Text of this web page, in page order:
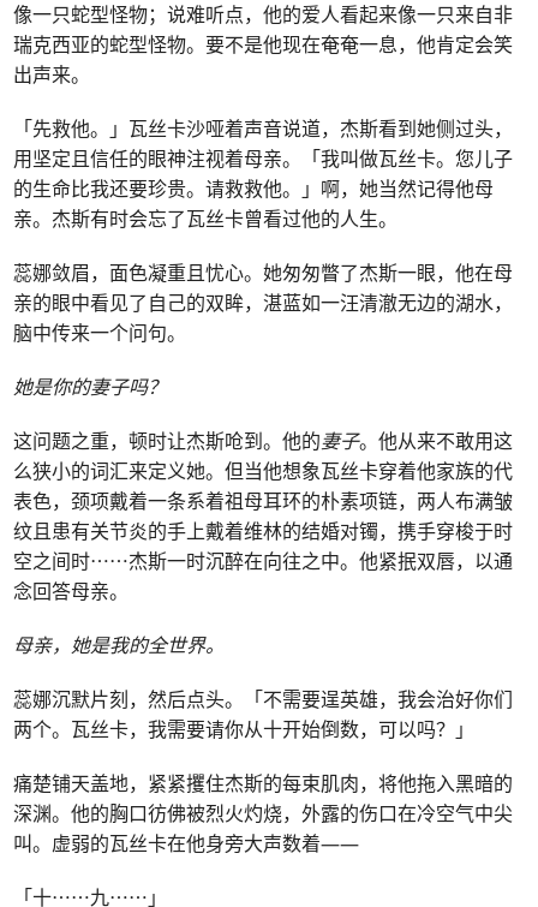
像一只蛇型怪物；说难听点，他的爱人看起来像一只来自非
瑞克西亚的蛇型怪物。要不是他现在奄奄一息，他肯定会笑
出声来。
「先救他。」瓦丝卡沙哑着声音说道，杰斯看到她侧过头，
用坚定且信任的眼神注视着母亲。「我叫做瓦丝卡。您儿子
的生命比我还要珍贵。请救救他。」啊，她当然记得他母
亲。杰斯有时会忘了瓦丝卡曾看过他的人生。
蕊娜敛眉，面色凝重且忧心。她匆匆瞥了杰斯一眼，他在母
亲的眼中看见了自己的双眸，湛蓝如一汪清澈无边的湖水，
脑中传来一个问句。
她是你的妻子吗？
这问题之重，顿时让杰斯呛到。他的妻子。他从来不敢用这
么狭小的词汇来定义她。但当他想象瓦丝卡穿着他家族的代
表色，颈项戴着一条系着祖母耳环的朴素项链，两人布满皱
纹且患有关节炎的手上戴着维林的结婚对镯，携手穿梭于时
空之间时⋯⋯杰斯一时沉醉在向往之中。他紧抿双唇，以通
念回答母亲。
母亲，她是我的全世界。
蕊娜沉默片刻，然后点头。「不需要逞英雄，我会治好你们
两个。瓦丝卡，我需要请你从十开始倒数，可以吗？」
痛楚铺天盖地，紧紧攫住杰斯的每束肌肉，将他拖入黑暗的
深渊。他的胸口彷佛被烈火灼烧，外露的伤口在冷空气中尖
叫。虚弱的瓦丝卡在他身旁大声数着——
「十⋯⋯九⋯⋯」